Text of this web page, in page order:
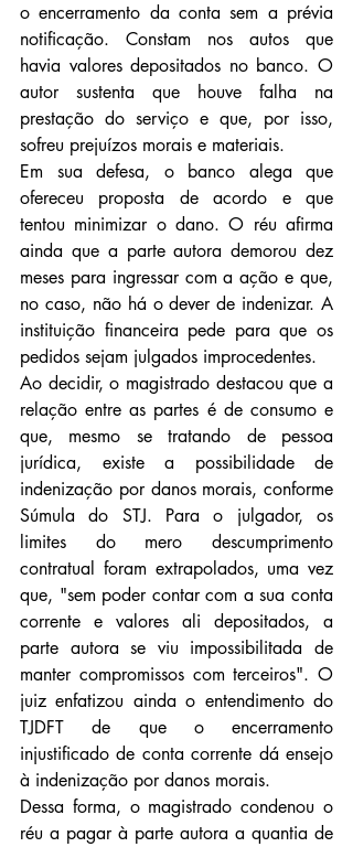
o encerramento da conta sem a prévia
notificação. Constam nos autos que
havia valores depositados no banco. O
autor sustenta que houve falha na
prestação do serviço e que, por isso,
sofreu prejuízos morais e materiais.
Em sua defesa, o banco alega que
ofereceu proposta de acordo e que
tentou minimizar o dano. O réu afirma
ainda que a parte autora demorou dez
meses para ingressar com a ação e que,
no caso, não há o dever de indenizar. A
instituição financeira pede para que os
pedidos sejam julgados improcedentes.
Ao decidir, o magistrado destacou que a
relação entre as partes é de consumo e
que, mesmo se tratando de pessoa
jurídica, existe a possibilidade de
indenização por danos morais, conforme
Súmula do STJ. Para o julgador, os
limites do mero descumprimento
contratual foram extrapolados, uma vez
que, "sem poder contar com a sua conta
corrente e valores ali depositados, a
parte autora se viu impossibilitada de
manter compromissos com terceiros". O
juiz enfatizou ainda o entendimento do
TJDFT de que o encerramento
injustificado de conta corrente dá ensejo
à indenização por danos morais.
Dessa forma, o magistrado condenou o
réu a pagar à parte autora a quantia de